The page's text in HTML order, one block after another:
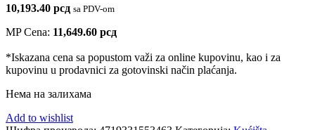
10,193.40 рсд sa PDV-om
MP Cena: 11,649.60 рсд
*Iskazana cena sa popustom važi za online kupovinu, kao i za
kupovinu u prodavnici za gotovinski način plaćanja.
Нема на залихама
Add to wishlist